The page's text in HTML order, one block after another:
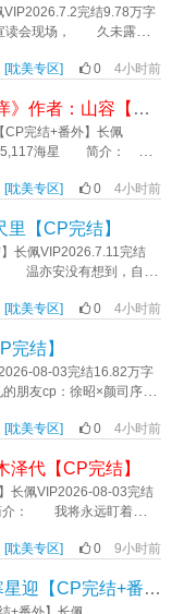
的家”， 更拒绝不了做
朗留在身边，易杭昧着
不能干涉许昀朗的个
为什么不能抱也不能
底怎样才能爱我？
顺真心机的漂亮明
VIP2026.7.2完结9.78万字
读会现场， 久未露面
：claire
[耽美专区] 0 4小时前
容【CP完结+番外】
CP完结+番外】长佩
人气5,117海星 简介：
能有点事业心！ 俗话说
相是真》吗？！ 回答
啊！ 阅读请注
何三次。 2.短篇大纲搞
[耽美专区] 0 4小时前
【CP完结】
长佩VIP2026.7.11完结
温亦安没有想到，自己
门，乃至死敌，似乎都
弟猩红的双瞳和满身煞
手上却用力一把将人按
下安宁，和师尊飞升前
怀苍生病弱受×装惨卖乖
：寸千尺里
[耽美专区] 0 4小时前
完结】
08-03完结16.82万字
朋友cp：徐昭×颜司序温
句号。毕竟告别是要期待
前自己与徐昭的关系，
是太久了，年少时懵懂的
口《旧欲难填》作者：叙
[耽美专区] 0 4小时前
泽代【CP完结】
长佩VIP2026-08-03完结
介： 我将永远盯着
生权贵之家，后天无论怎
大道。 小少爷：为什么
看我一家人如何被那个
[耽美专区] 0 9小时前
[近代现代] 《天降竹马他超凶》作者：寒星迎【CP完结+番外】